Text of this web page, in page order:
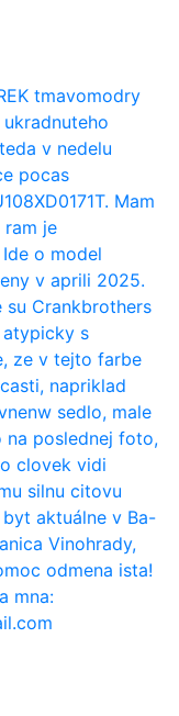
tmavomodry
v nedelu
pocas
Mam
ram je
o model
v aprili 2025.
su Crankbrothers
atypicky s
ze v tejto farbe
napriklad
sedlo, male
poslednej foto,
clovek vidi
silnu citovu
aktuálne v Ba-
Vinohrady,
odmena ista!
mna: